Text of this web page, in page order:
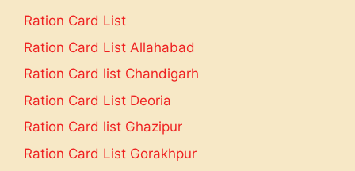
Ration Card List
Ration Card List Allahabad
Ration Card list Chandigarh
Ration Card List Deoria
Ration Card list Ghazipur
Ration Card List Gorakhpur